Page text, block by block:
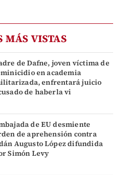
MÁS VISTAS
de Dafne, joven víctima de
en academia
enfrentará juicio
de haberla vi
de EU desmiente
de aprehensión contra
Augusto López difundida
Simón Levy